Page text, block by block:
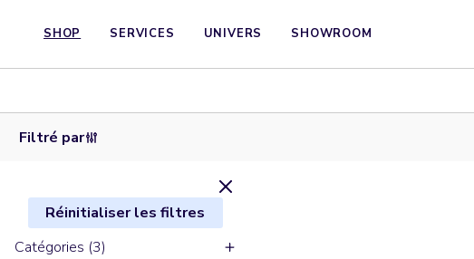
SHOP SERVICES UNIVERS SHOWROOM
Filtré par
Réinitialiser les filtres
Catégories (3)
baseball
baseball